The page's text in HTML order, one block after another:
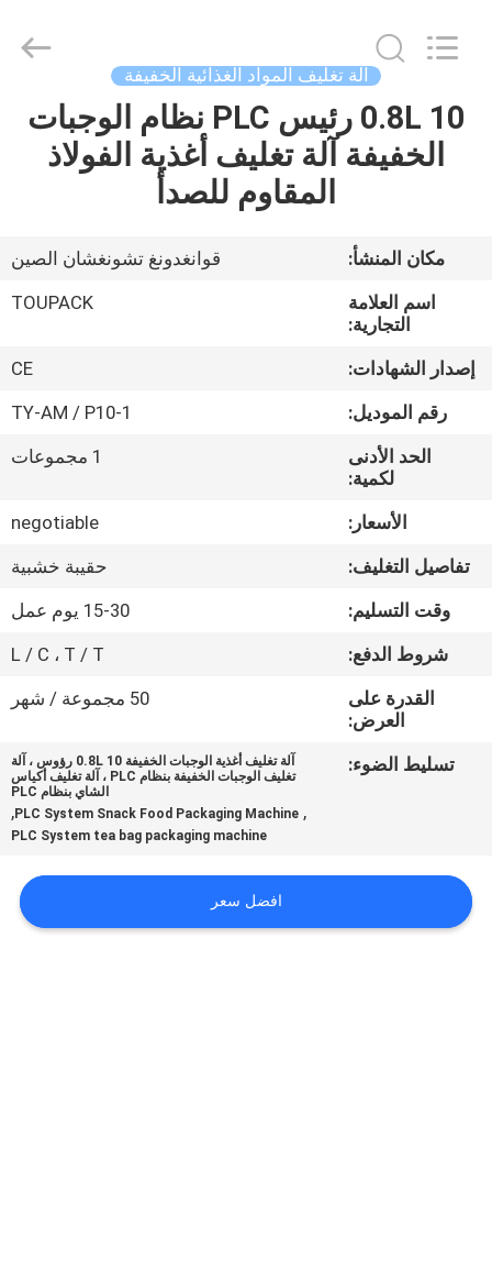
بيت
معلومات
جولة
المصنع
الجودة
اتصل
اطلب
اقتباس
EQUIPMENT
Reserved.
آلة تغليف المواد الغذائية الخفيفة
0.8L 10 رئيس PLC نظام الوجبات
الخفيفة آلة تغليف أغذية الفولاذ
المقاوم للصدأ
مكان المنشأ:
قوانغدونغ تشونغشان الصين
اسم العلامة
التجارية:
TOUPACK
إصدار الشهادات:
CE
رقم الموديل:
TY-AM / P10-1
الحد الأدنى
لكمية:
1 مجموعات
الأسعار:
negotiable
تفاصيل التغليف:
حقيبة خشبية
وقت التسليم:
15-30 يوم عمل
شروط الدفع:
L / C ، T / T
القدرة على
العرض:
50 مجموعة / شهر
تسليط الضوء:
آلة تغليف أغذية الوجبات الخفيفة 0.8L 10 رؤوس ، آلة
تغليف الوجبات الخفيفة بنظام PLC ، آلة تغليف أكياس
الشاي بنظام PLC
,
PLC System Snack Food Packaging Machine
,
PLC System tea bag packaging machine
افضل سعر